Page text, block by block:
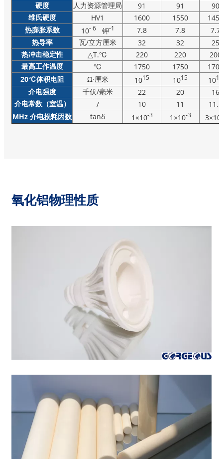
硬度
人力资源管理局 91 91
90
维氏硬度
HV1 1600 1550
1450
热膨胀系数
10- 6 钾-1 7.8 7.8
7.7
热导率
瓦/立方厘米 32 32
25
热冲击稳定性
△T.℃ 220 220
200
最高工作温度
℃ 1750 1750
1700
20℃体积电阻
Ω·厘米 1015 1015 1014
介电强度 千伏/毫米 22 20
16
介电常数（室温）
/ 10 11
11.5
MHz 介电损耗因数
tanδ 1×10-3 1×10-3 3×10
氧化铝物理性质